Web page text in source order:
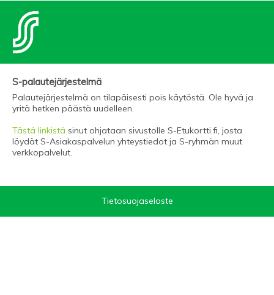
S-palautejärjestelmä
Palautejärjestelmä on tilapäisesti pois käytöstä. Ole hyvä ja
yritä hetken päästä uudelleen.
Tästä linkistä sinut ohjataan sivustolle S-Etukortti.fi, josta
löydät S-Asiakaspalvelun yhteystiedot ja S-ryhmän muut
verkkopalvelut.
Tietosuojaseloste